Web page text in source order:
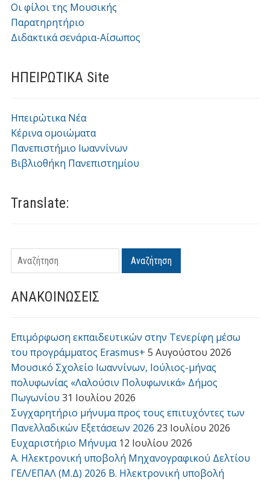
Οι φίλοι της Μουσικής
Παρατηρητήριο
Διδακτικά σενάρια-Αίσωπος
ΗΠΕΙΡΩΤΙΚΑ Site
Ηπειρώτικα Νέα
Κέρινα ομοιώματα
Πανεπιστήμιο Ιωαννίνων
Βιβλιοθήκη Πανεπιστημίου
Translate:
Αναζήτηση
ΑΝΑΚΟΙΝΩΣΕΙΣ
Επιμόρφωση εκπαιδευτικών στην Τενερίφη μέσω
του προγράμματος Erasmus+ 5 Αυγούστου 2026
Μουσικό Σχολείο Ιωαννίνων, Ιούλιος-μήνας
πολυφωνίας «Λαλούσιν Πολυφωνικά» Δήμος
Πωγωνίου 31 Ιουλίου 2026
Συγχαρητήριο μήνυμα προς τους επιτυχόντες των
Πανελλαδικών Εξετάσεων 2026 23 Ιουλίου 2026
Ευχαριστήριο Μήνυμα 12 Ιουλίου 2026
Α. Ηλεκτρονική υποβολή Μηχανογραφικού Δελτίου
ΓΕΛ/ΕΠΑΛ (Μ.Δ) 2026 Β. Ηλεκτρονική υποβολή